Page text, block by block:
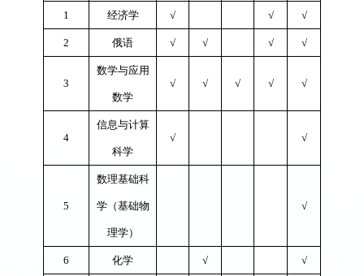
1 经济学 √ √ √
2 俄语 √ √ √ √
3
数学与应用
数学
√ √ √ √ √
4
信息与计算
科学
√ √
5
数理基础科
学（基础物
理学）
√
6 化学 √ √